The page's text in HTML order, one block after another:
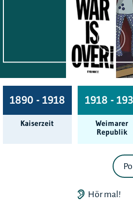
1890 - 1918
Kaiserzeit
1918 -
Weimarer
Republik
Hör mal!